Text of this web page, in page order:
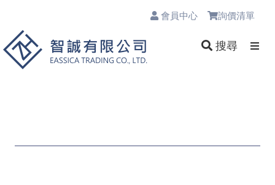
會員中心 詢價清單
搜尋